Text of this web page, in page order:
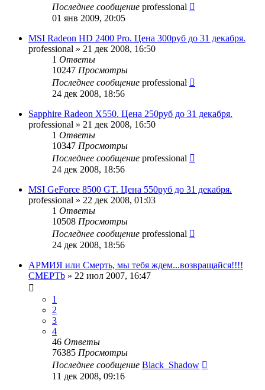
Последнее сообщение professional
01 янв 2009, 20:05
MSI Radeon HD 2400 Pro. Цена 300руб до 31 декабря.
professional » 21 дек 2008, 16:50
1 Ответы
10247 Просмотры
Последнее сообщение professional
24 дек 2008, 18:56
Sapphire Radeon X550. Цена 250руб до 31 декабря.
professional » 21 дек 2008, 16:50
1 Ответы
10347 Просмотры
Последнее сообщение professional
24 дек 2008, 18:56
MSI GeForce 8500 GT. Цена 550руб до 31 декабря.
professional » 22 дек 2008, 01:03
1 Ответы
10508 Просмотры
Последнее сообщение professional
24 дек 2008, 18:56
АРМИЯ или Смерть, мы тебя ждем...возвращайся!!!!
CMEPTb » 22 июл 2007, 16:47
1
2
3
4
46 Ответы
76385 Просмотры
Последнее сообщение Black_Shadow
11 дек 2008, 09:16